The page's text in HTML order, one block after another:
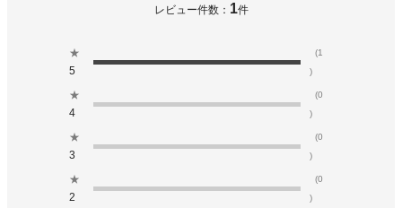
レビュー件数： 1件
★
5
(1
)
★
4
(0
)
★
3
(0
)
★
2
(0
)